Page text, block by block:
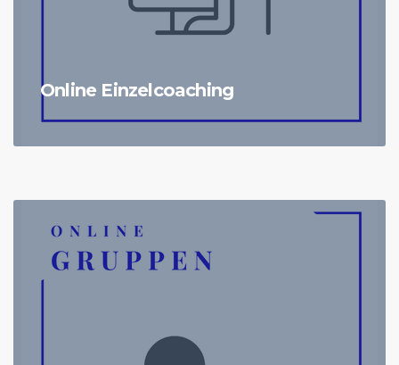
Online Einzelcoaching